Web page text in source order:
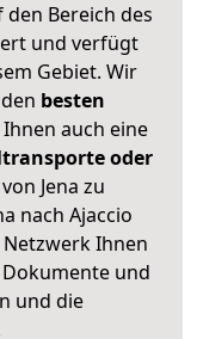
Bereich des
und verfügt
Gebiet. Wir
besten
auch eine
oder
von Jena zu
nach Ajaccio
Ihnen
und
und die